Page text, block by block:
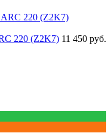
220 (Z2K7) 11 450 руб.